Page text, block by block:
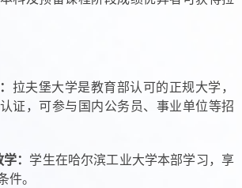
拉夫堡大学是教育部认可的正规大学，
证，可参与国内公务员、事业单位等招
： 学生在哈尔滨工业大学本部学习，享
件。